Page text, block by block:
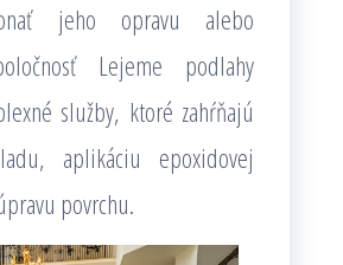
jeho opravu alebo
Lejeme podlahy
služby, ktoré zahŕňajú
aplikáciu epoxidovej
povrchu.